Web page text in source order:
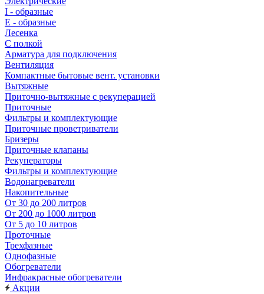
I - образные
E - образные
Лесенка
С полкой
Арматура для подключения
Вентиляция
Компактные бытовые вент. установки
Вытяжные
Приточно-вытяжные с рекуперацией
Приточные
Фильтры и комплектующие
Приточные проветриватели
Бризеры
Приточные клапаны
Рекуператоры
Фильтры и комплектующие
Водонагреватели
Накопительные
От 30 до 200 литров
От 200 до 1000 литров
От 5 до 10 литров
Проточные
Трехфазные
Однофазные
Обогреватели
Инфракрасные обогреватели
Акции